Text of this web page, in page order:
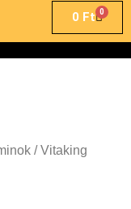
0 Ft 0
/ Vitaking